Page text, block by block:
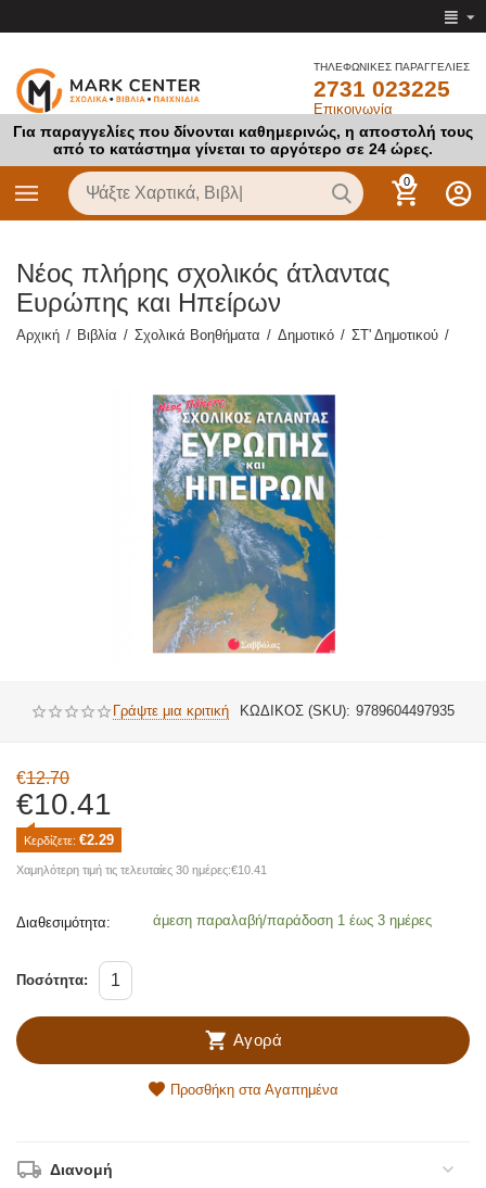
ΤΗΛΕΦΩΝΙΚΕΣ ΠΑΡΑΓΓΕΛΙΕΣ
2731 023225
Επικοινωνία
Για παραγγελίες που δίνονται καθημερινώς, η αποστολή τους
από το κατάστημα γίνεται το αργότερο σε 24 ώρες.
0
Νέος πλήρης σχολικός άτλαντας
Ευρώπης και Ηπείρων
Αρχική / Βιβλία / Σχολικά Βοηθήματα / Δημοτικό / ΣΤ' Δημοτικού /
Γράψτε μια κριτική ΚΩΔΙΚΟΣ (SKU): 9789604497935
€12.70
€10.41
Κερδίζετε: €2.29
Χαμηλότερη τιμή τις τελευταίες 30 ημέρες:€10.41
Διαθεσιμότητα: άμεση παραλαβή/παράδοση 1 έως 3 ημέρες
Ποσότητα:
Αγορά
Προσθήκη στα Αγαπημένα
Διανομή